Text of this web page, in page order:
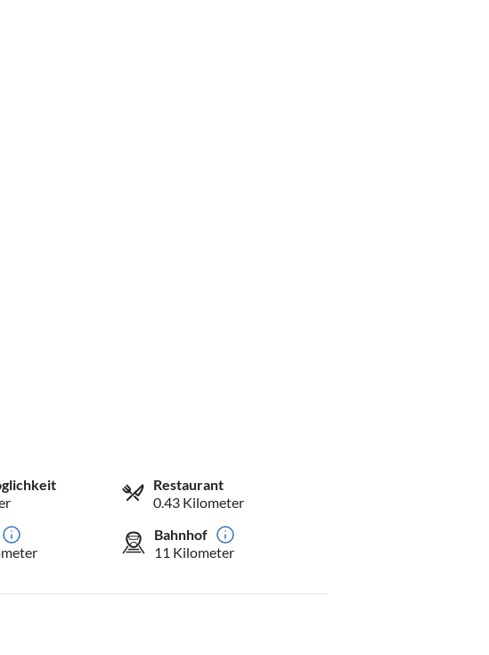
Restaurant
0.43 Kilometer
Bahnhof
11 Kilometer